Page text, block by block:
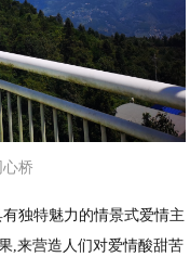
心桥
独特魅力的情景式爱情主
,来营造人们对爱情酸甜苦